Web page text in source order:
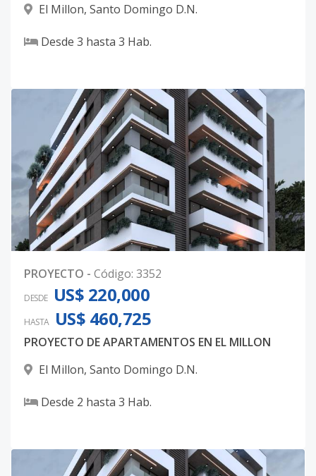
El Millon, Santo Domingo D.N.
Desde 3 hasta 3 Hab.
PROYECTO - Código: 3352
DESDE US$ 220,000
HASTA US$ 460,725
PROYECTO DE APARTAMENTOS EN EL MILLON
El Millon, Santo Domingo D.N.
Desde 2 hasta 3 Hab.